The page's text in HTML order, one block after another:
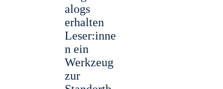
alogs
erhalten
Leser:inne
n ein
Werkzeug
zur